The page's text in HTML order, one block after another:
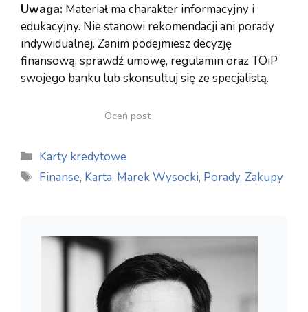
Uwaga: Materiał ma charakter informacyjny i
edukacyjny. Nie stanowi rekomendacji ani porady
indywidualnej. Zanim podejmiesz decyzję
finansową, sprawdź umowę, regulamin oraz TOiP
swojego banku lub skonsultuj się ze specjalistą.
Oceń post
Kategorie
Karty kredytowe
Tagi
Finanse, Karta, Marek Wysocki, Porady,Zakupy